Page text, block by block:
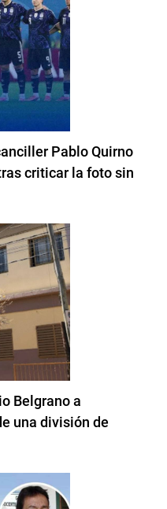
Pablo Quirno
criticar la foto sin
Belgrano a
una división de